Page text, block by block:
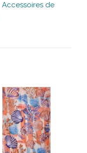
Accessoires de